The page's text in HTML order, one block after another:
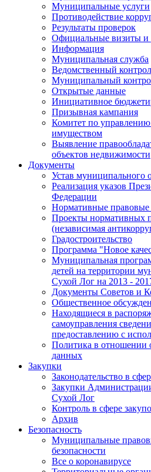
Муниципальные услуги
Противодействие
Результаты проверок
Официальные визиты и
Информация
Муниципальная служба
Ведомственный
Муниципальный
Открытые данные
Инициативное
Призывная кампания
Комитет по
имуществом
Выявление
объектов недвижимости
Документы
Устав муниципального
Реализация указов
Федерации
Нормативные правовые
Проекты нормативных
(независимая
Градостроительство
Программа "Новое
Муниципальная
детей на территории
Сухой Лог на 2013 -
Документы Советов и
Общественное
Находящиеся в
самоуправления
предоставлению с
Политика в отношении
данных
Закупки
Законодательство в
Закупки
Сухой Лог
Контроль в сфере
Архив
Безопасность
Муниципальные
безопасности
Все о коронавирусе